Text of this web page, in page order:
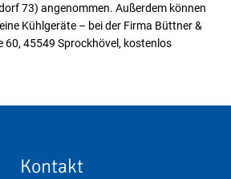
73) angenommen. Außerdem können
Kühlgeräte – bei der Firma Büttner &
60, 45549 Sprockhövel, kostenlos
Kontakt